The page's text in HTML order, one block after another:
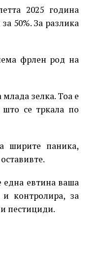
2025 година
50%. За разлика
фрлен род на
зелка. Тоа е
се тркала по
ширите паника,
една евтина ваша
и контролира, за
пестициди.